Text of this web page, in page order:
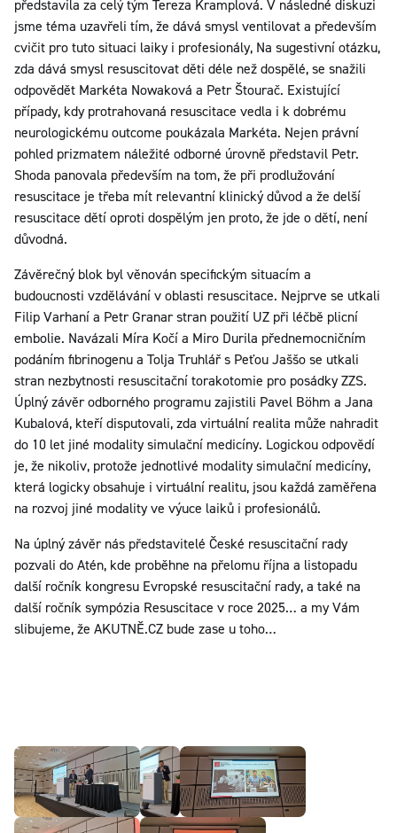
představila za celý tým Tereza Kramplová. V následné diskuzi
jsme téma uzavřeli tím, že dává smysl ventilovat a především
cvičit pro tuto situaci laiky i profesionály, Na sugestivní otázku,
zda dává smysl resuscitovat děti déle než dospělé, se snažili
odpovědět Markéta Nowaková a Petr Štourač. Existující
případy, kdy protrahovaná resuscitace vedla i k dobrému
neurologickému outcome poukázala Markéta. Nejen právní
pohled prizmatem náležité odborné úrovně představil Petr.
Shoda panovala především na tom, že při prodlužování
resuscitace je třeba mít relevantní klinický důvod a že delší
resuscitace dětí oproti dospělým jen proto, že jde o dětí, není
důvodná.
Závěrečný blok byl věnován specifickým situacím a
budoucnosti vzdělávání v oblasti resuscitace. Nejprve se utkali
Filip Varhaní a Petr Granar stran použití UZ při léčbě plicní
embolie. Navázali Míra Kočí a Miro Durila přednemocničním
podáním fibrinogenu a Tolja Truhlář s Peťou Jaššo se utkali
stran nezbytnosti resuscitační torakotomie pro posádky ZZS.
Úplný závěr odborného programu zajistili Pavel Böhm a Jana
Kubalová, kteří disputovali, zda virtuální realita může nahradit
do 10 let jiné modality simulační medicíny. Logickou odpovědí
je, že nikoliv, protože jednotlivé modality simulační medicíny,
která logicky obsahuje i virtuální realitu, jsou každá zaměřena
na rozvoj jiné modality ve výuce laiků i profesionálů.
Na úplný závěr nás představitelé České resuscitační rady
pozvali do Atén, kde proběhne na přelomu října a listopadu
další ročník kongresu Evropské resuscitační rady, a také na
další ročník sympózia Resuscitace v roce 2025… a my Vám
slibujeme, že AKUTNĚ.CZ bude zase u toho…